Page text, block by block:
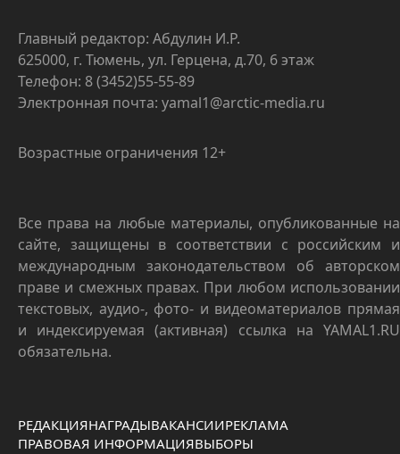
Главный редактор: Абдулин И.Р.
625000, г. Тюмень, ул. Герцена, д.70, 6 этаж
Телефон: 8 (3452)55-55-89
Электронная почта: yamal1@arctic-media.ru
Возрастные ограничения 12+
Все права на любые материалы, опубликованные на
сайте, защищены в соответствии с российским и
международным законодательством об авторском
праве и смежных правах. При любом использовании
текстовых, аудио-, фото- и видеоматериалов прямая
и индексируемая (активная) ссылка на YAMAL1.RU
обязательна.
РЕДАКЦИЯНАГРАДЫВАКАНСИИРЕКЛАМА
ПРАВОВАЯ ИНФОРМАЦИЯВЫБОРЫ